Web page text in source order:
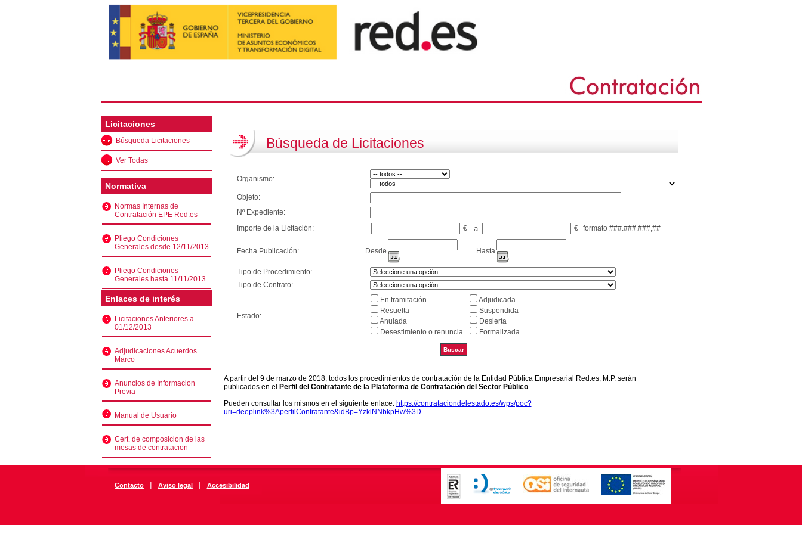
Licitaciones
Búsqueda Licitaciones
Ver Todas
Normativa
Normas Internas de
Contratación EPE Red.es
Pliego Condiciones
Generales desde 12/11/2013
Pliego Condiciones
Generales hasta 11/11/2013
Enlaces de interés
Licitaciones Anteriores a
01/12/2013
Adjudicaciones Acuerdos
Marco
Anuncios de Informacion
Previa
Manual de Usuario
Cert. de composicion de las
mesas de contratacion
Búsqueda de Licitaciones
Organismo:
Objeto:
Nº Expediente:
Importe de la Licitación:
€ a € formato ###.###.###,##
Fecha Publicación: Desde Hasta
Tipo de Procedimiento:
Tipo de Contrato:
Estado:
En tramitación
Adjudicada
Resuelta
Suspendida
Anulada
Desierta
Desestimiento o renuncia
Formalizada
A partir del 9 de marzo de 2018, todos los procedimientos de contratación de la Entidad Pública Empresarial Red.es, M.P. serán
publicados en el
Perfil del Contratante de la Plataforma de Contratación del Sector Público.
Pueden consultar los mismos en el siguiente enlace: https://contrataciondelestado.es/wps/poc?
uri=deeplink%3AperfilContratante&idBp=YzklNNbkpHw%3D
Contacto | Aviso legal | Accesibilidad